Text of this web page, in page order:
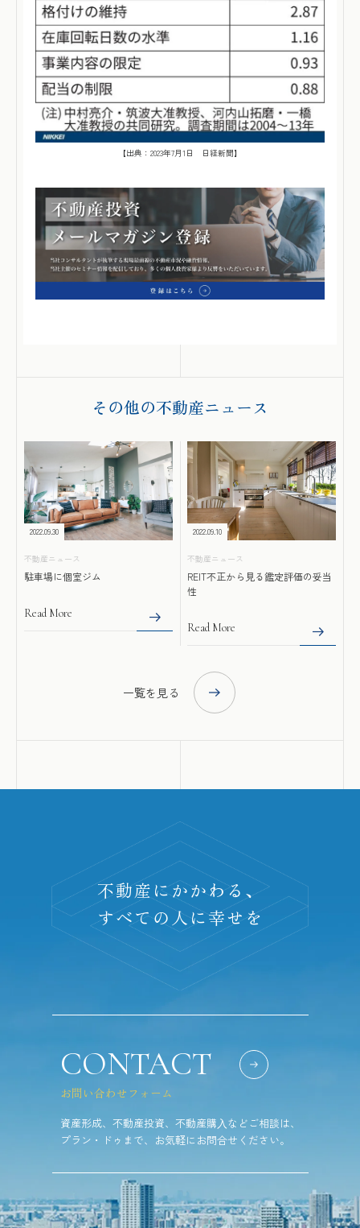
【出典：2023年7月1日 日経新聞】
その他の不動産ニュース
2022.09.30
不動産ニュース
駐車場に個室ジム
Read More
2022.09.10
不動産ニュース
REIT不正から見る鑑定評価の妥当
性
Read More
一覧を見る
CONTACT
お問い合わせフォーム
資産形成、不動産投資、不動産購⼊などご相談は、
プラン・ドゥまで、お気軽にお問合せください。
不動産にかかわる、
すべての人に幸せを